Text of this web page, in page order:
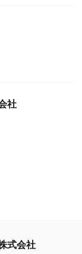
社
式会社